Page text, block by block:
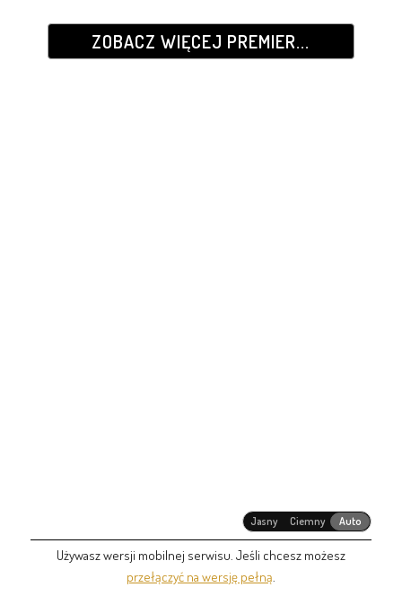
ZOBACZ WIĘCEJ PREMIER...
Jasny Ciemny Auto
Używasz wersji mobilnej serwisu. Jeśli chcesz możesz
przełączyć na wersję pełną